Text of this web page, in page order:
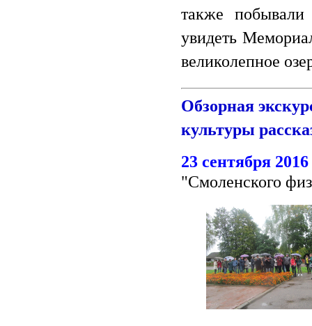
также
увидеть
великолепное
Обзорная
культуры
23 сентября
"Смоленского